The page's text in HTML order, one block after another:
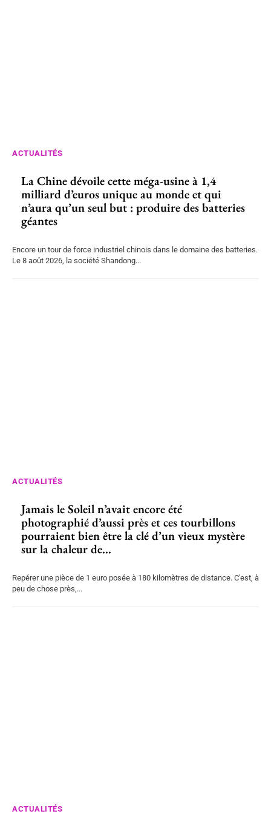
ACTUALITÉS
La Chine dévoile cette méga-usine à 1,4
milliard d’euros unique au monde et qui
n’aura qu’un seul but : produire des batteries
géantes
Encore un tour de force industriel chinois dans le domaine des batteries.
Le 8 août 2026, la société Shandong...
ACTUALITÉS
Jamais le Soleil n’avait encore été
photographié d’aussi près et ces tourbillons
pourraient bien être la clé d’un vieux mystère
sur la chaleur de...
Repérer une pièce de 1 euro posée à 180 kilomètres de distance. C'est, à
peu de chose près,...
ACTUALITÉS